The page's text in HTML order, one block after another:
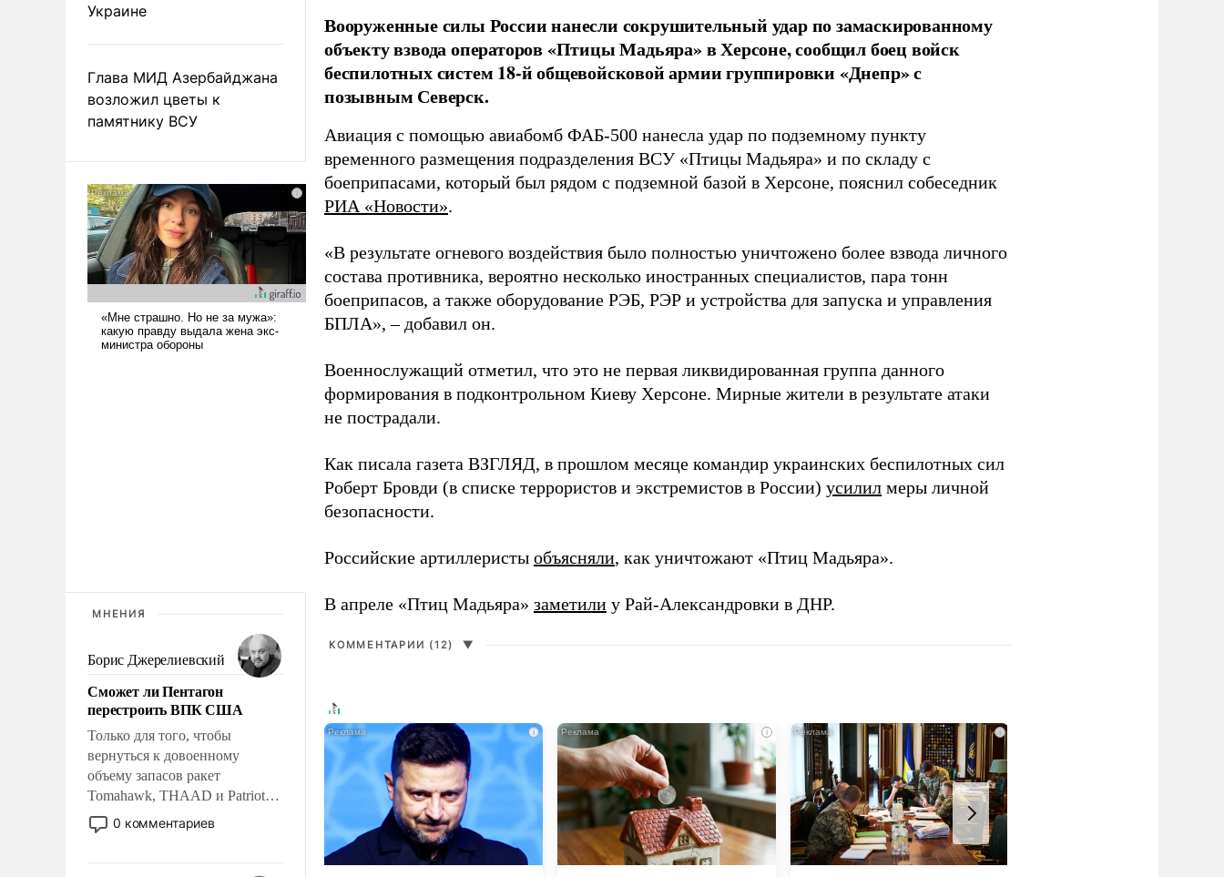
Украине
Глава МИД Азербайджана
возложил цветы к
памятнику ВСУ
МНЕНИЯ
Борис Джерелиевский
Сможет ли Пентагон
перестроить ВПК США
Только для того, чтобы
вернуться к довоенному
объему запасов ракет
Tomahawk, THAAD и Patriot
США потребуется более трех
лет. Даже небольшая война с
0 комментариев
Вооруженные силы России нанесли сокрушительный удар по замаскированному
объекту взвода операторов «Птицы Мадьяра» в Херсоне, сообщил боец войск
беспилотных систем 18-й общевойсковой армии группировки «Днепр» с
позывным Северск.
Авиация с помощью авиабомб ФАБ-500 нанесла удар по подземному пункту
временного размещения подразделения ВСУ «Птицы Мадьяра» и по складу с
боеприпасами, который был рядом с подземной базой в Херсоне, пояснил собеседник
РИА «Новости».
«В результате огневого воздействия было полностью уничтожено более взвода личного
состава противника, вероятно несколько иностранных специалистов, пара тонн
боеприпасов, а также оборудование РЭБ, РЭР и устройства для запуска и управления
БПЛА», – добавил он.
Военнослужащий отметил, что это не первая ликвидированная группа данного
формирования в подконтрольном Киеву Херсоне. Мирные жители в результате атаки
не пострадали.
Как писала газета ВЗГЛЯД, в прошлом месяце командир украинских беспилотных сил
Роберт Бровди (в списке террористов и экстремистов в России) усилил меры личной
безопасности.
Российские артиллеристы объясняли, как уничтожают «Птиц Мадьяра».
В апреле «Птиц Мадьяра» заметили у Рай-Александровки в ДНР.
КОММЕНТАРИИ (12) ▼
i i i